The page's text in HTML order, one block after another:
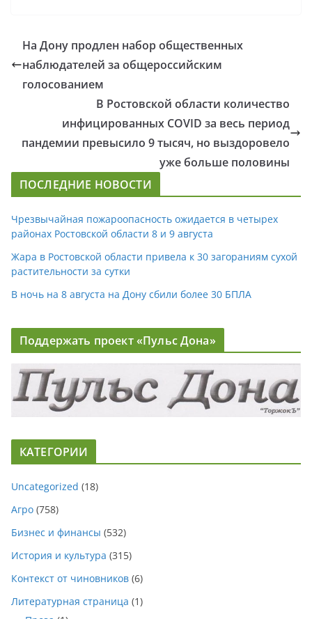
На Дону продлен набор общественных
наблюдателей за общероссийским
голосованием
В Ростовской области количество
инфицированных COVID за весь период
пандемии превысило 9 тысяч, но выздоровело
уже больше половины
ПОСЛЕДНИЕ НОВОСТИ
Чрезвычайная пожароопасность ожидается в четырех
районах Ростовской области 8 и 9 августа
Жара в Ростовской области привела к 30 загораниям сухой
растительности за сутки
В ночь на 8 августа на Дону сбили более 30 БПЛА
Поддержать проект «Пульс Дона»
КАТЕГОРИИ
Uncategorized (18)
Агро (758)
Бизнес и финансы (532)
История и культура (315)
Контекст от чиновников (6)
Литературная страница (1)